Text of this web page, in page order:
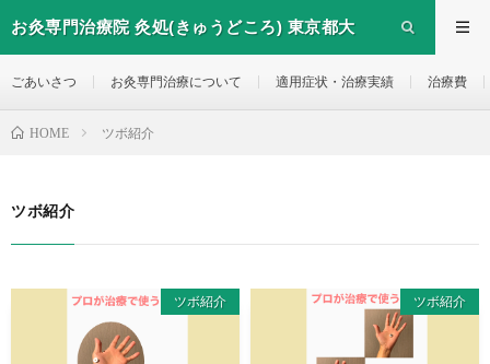
お灸専門治療院 灸処(きゅうどころ) 東京都大
ごあいさつ お灸専門治療について 適用症状・治療実績 治療費
HOME ツボ紹介
ツボ紹介
ツボ紹介 ツボ紹介